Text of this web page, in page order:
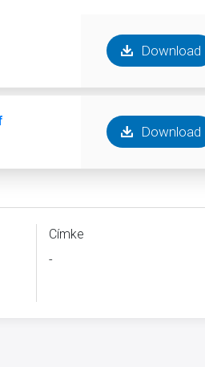
Download
Download
Címke
-